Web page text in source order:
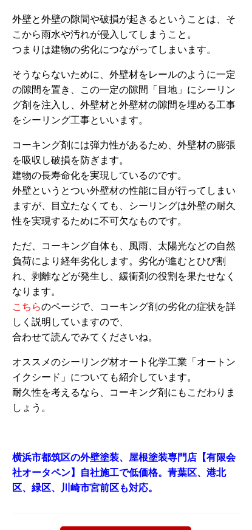
外壁と外壁の隙間や破損が起きるということは、そ
こから雨水や汚れが侵入してしまうこと。
つまりは建物の劣化につながってしまいます。
そうならないために、外壁材をレールのように一定
の隙間を置き、この一定の隙間「目地」にシーリン
グ剤を注入し、外壁材と外壁材の隙間を埋める工事
をシーリング工事といいます。
コーキング剤には弾力性があるため、外壁材の膨張
を吸収し破損を防ぎます。
建物の長寿命化を実現しているのです。
外壁というとつい外壁材の性能に目が行ってしまい
ますが、目立たなくても、シーリングは外壁の耐久
性を実現するために不可欠なものです。
ただ、コーキング自体も、風雨、太陽光などの自然
負荷により経年劣化します。劣化が進むとひび割
れ、剥離などが発生し、緩衝剤の役割を果たせなく
なります。
こちらのページで、コーキング剤の劣化の症状を詳
しく説明していますので、
合わせて読んでみてくださいね。
オススメのシーリング材オート化学工業「オートン
イクシード」についても紹介しています。
耐久性を考えるなら、コーキング剤にもこだわりま
しょう。
横浜市都筑区の外壁塗装、屋根塗装専門店【有限会
社オータペン】自社施工で低価格。青葉区、港北
区、緑区、川崎市宮前区も対応。